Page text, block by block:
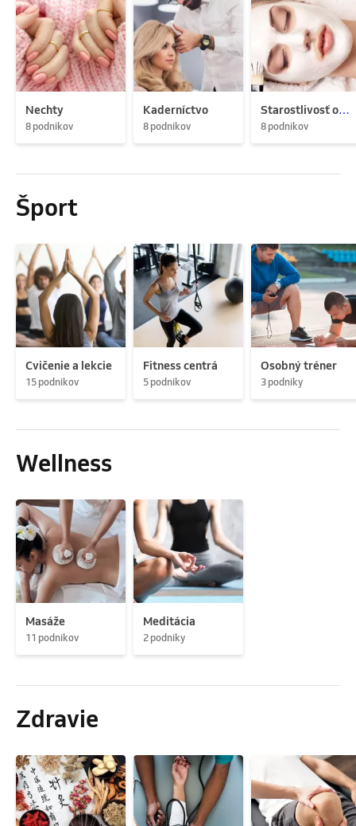
Nechty
8 podnikov
Kaderníctvo
8 podnikov
Starostlivosť o pleť
8 podnikov
Šport
Cvičenie a lekcie
15 podnikov
Fitness centrá
5 podnikov
Osobný tréner
3 podniky
Wellness
Masáže
11 podnikov
Meditácia
2 podniky
Zdravie